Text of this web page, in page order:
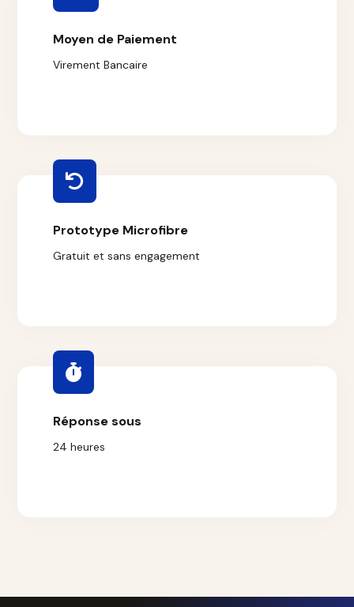
Moyen de Paiement
Virement Bancaire
Prototype Microfibre
Gratuit et sans engagement
Réponse sous
24 heures